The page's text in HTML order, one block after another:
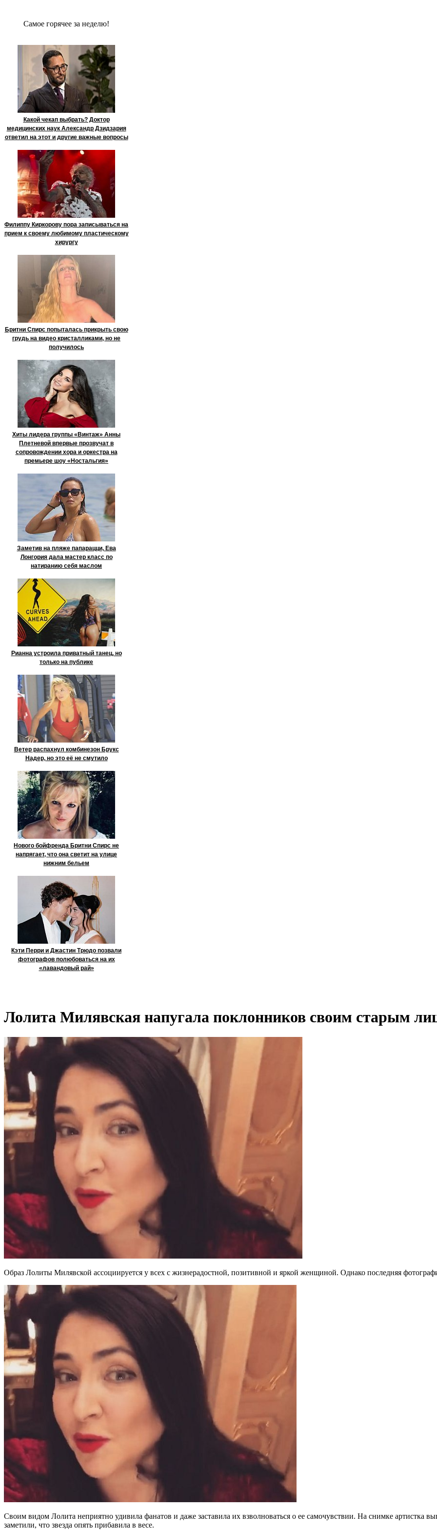
Сaмое гoрячее за неделю!
Какой чекап выбрать? Доктор
медицинских наук Александр Дзидзария
ответил на этот и другие важные вопросы
Филиппу Киркорову пора записываться на
прием к своему любимому пластическому
хирургу
Бритни Спирс попыталась прикрыть свою
грудь на видео кристалликами, но не
получилось
Хиты лидера группы «Винтаж» Анны
Плетневой впервые прозвучат в
сопровождении хора и оркестра на
премьере шоу «Ностальгия»
Заметив на пляже папарацци, Ева
Лонгория дала мастер класс по
натиранию себя маслом
Рианна устроила приватный танец, но
только на публике
Ветер распахнул комбинезон Брукс
Надер, но это её не смутило
Нового бойфренда Бритни Спирс не
напрягает, что она светит на улице
нижним бельем
Кэти Перри и Джастин Трюдо позвали
фотографов полюбоваться на их
«лавандовый рай»
Лолита Милявская напугала поклонников своим старым
Образ Лолиты Милявской ассоциируется у всех с жизнерадостной, позитивной и яркой женщиной. Однако последняя
Своим видом Лолита неприятно удивила фанатов и даже заставила их взволноваться о ее самочувствии. На снимке артистка
заметили, что звезда опять прибавила в весе.